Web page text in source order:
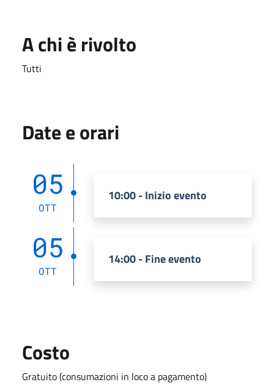
A chi è rivolto
Tutti
Date e orari
05
OTT
10:00 - Inizio evento
05
OTT
14:00 - Fine evento
Costo
Gratuito (consumazioni in loco a pagamento)